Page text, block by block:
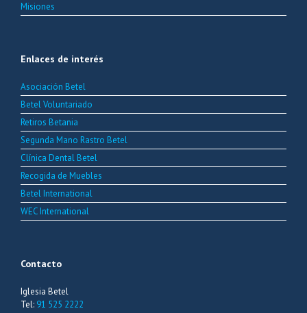
Misiones
Enlaces de interés
Asociación Betel
Betel Voluntariado
Retiros Betania
Segunda Mano Rastro Betel
Clínica Dental Betel
Recogida de Muebles
Betel International
WEC International
Contacto
Iglesia Betel
Tel: 91 525 2222